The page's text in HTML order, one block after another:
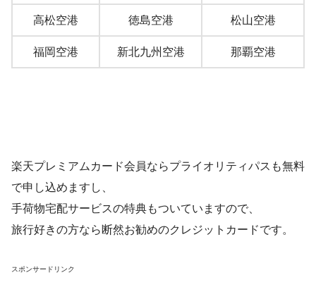
高松空港 徳島空港 松山空港
福岡空港 新北九州空港 那覇空港
楽天プレミアムカード会員ならプライオリティパスも無料
で申し込めますし、
手荷物宅配サービスの特典もついていますので、
旅行好きの方なら断然お勧めのクレジットカードです。
スポンサードリンク